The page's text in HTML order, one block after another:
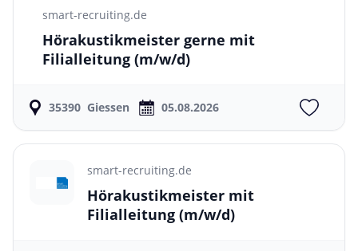
smart-recruiting.de
Hörakustikmeister gerne mit
Filialleitung (m/w/d)
35390 Giessen 05.08.2026
smart-recruiting.de
Hörakustikmeister mit
Filialleitung (m/w/d)